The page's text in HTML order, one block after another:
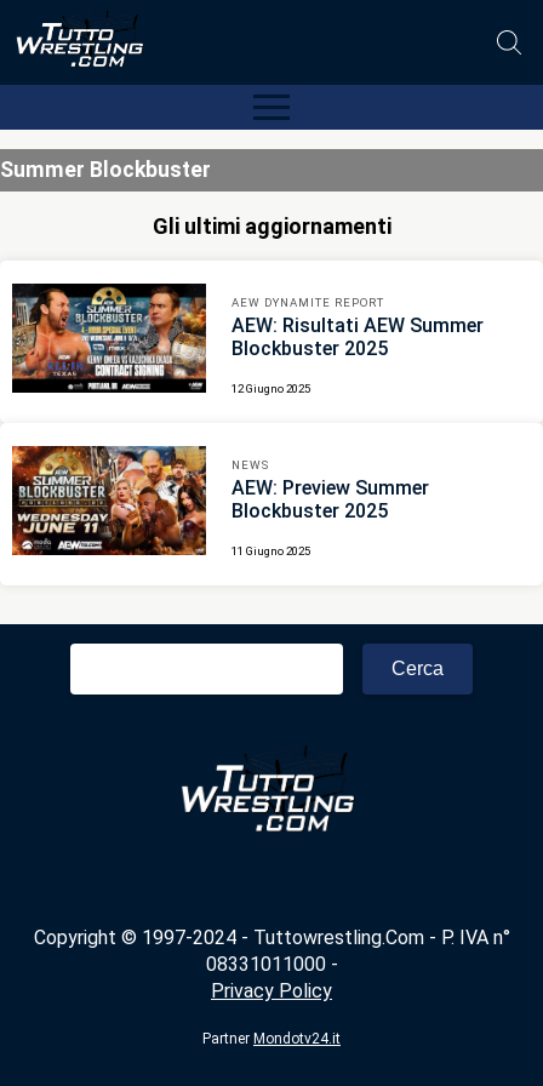
Summer Blockbuster
Gli ultimi aggiornamenti
AEW DYNAMITE REPORT
AEW: Risultati AEW Summer
Blockbuster 2025
12 Giugno 2025
NEWS
AEW: Preview Summer
Blockbuster 2025
11 Giugno 2025
Ricerca
Copyright © 1997-2024 - Tuttowrestling.Com - P. IVA n°
08331011000 -
Privacy Policy
Partner Mondotv24.it